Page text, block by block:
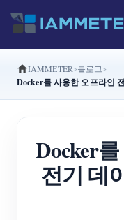
제품
삼상 Wi-Fi
삼상 Wi-
삼상 Wi-
IAMMETER 블로그
Docker를 사용한 오프라인
Docker
전기 데